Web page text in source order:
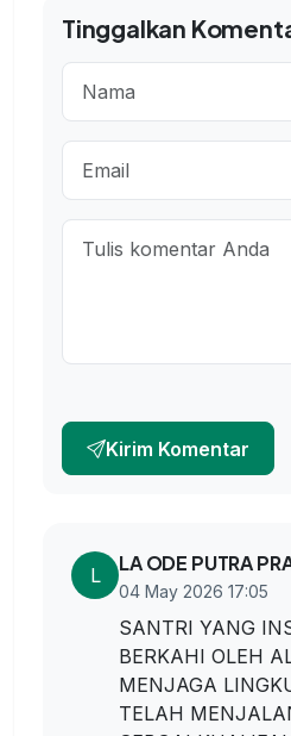
Tinggalkan
Kirim Komentar
L LA ODE PUTRA
04 May 2026 17:05
SANTRI YANG
BERKAHI OLEH
MENJAGA
TELAH